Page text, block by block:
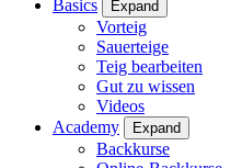
Basics
Expand
Vorteig
Sauerteige
Teig bearbeiten
Gut zu wissen
Videos
Academy
Expand
Backkurse